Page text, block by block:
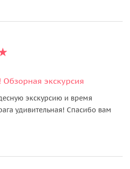
экскурсия
экскурсию и время
удивительная! Спасибо вам